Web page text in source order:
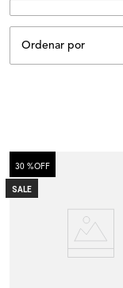
Ordenar por
SALE
30 %OFF